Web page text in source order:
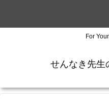
For
せんなき先生